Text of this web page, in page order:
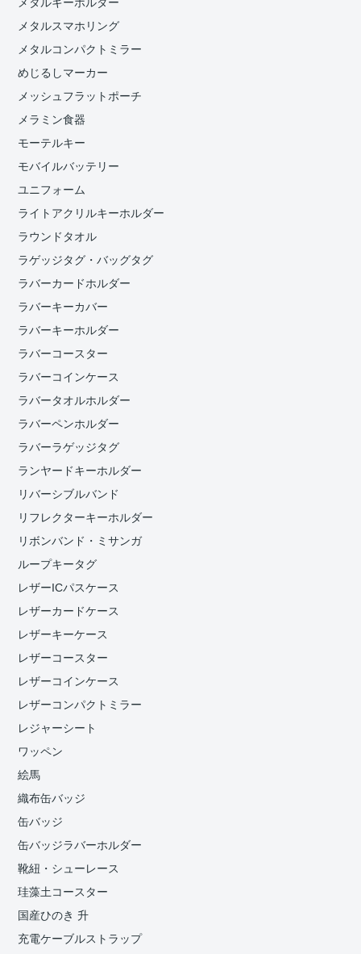
メタルスマホリング
メタルコンパクトミラー
めじるしマーカー
メッシュフラットポーチ
メラミン食器
モーテルキー
モバイルバッテリー
ユニフォーム
ライトアクリルキーホルダー
ラウンドタオル
ラゲッジタグ・バッグタグ
ラバーカードホルダー
ラバーキーカバー
ラバーキーホルダー
ラバーコースター
ラバーコインケース
ラバータオルホルダー
ラバーペンホルダー
ラバーラゲッジタグ
ランヤードキーホルダー
リバーシブルバンド
リフレクターキーホルダー
リボンバンド・ミサンガ
ループキータグ
レザーICパスケース
レザーカードケース
レザーキーケース
レザーコースター
レザーコインケース
レザーコンパクトミラー
レジャーシート
ワッペン
絵馬
織布缶バッジ
缶バッジ
缶バッジラバーホルダー
靴紐・シューレース
珪藻土コースター
国産ひのき 升
充電ケーブルストラップ